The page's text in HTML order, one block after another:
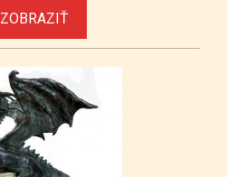
ZOBRAZIŤ